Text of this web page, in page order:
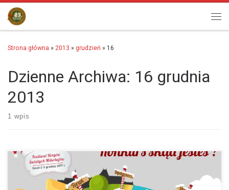
Przejdź do treści
Strona główna » 2013 » grudzień » 16
Dzienne Archiwa: 16 grudnia
2013
1 wpis